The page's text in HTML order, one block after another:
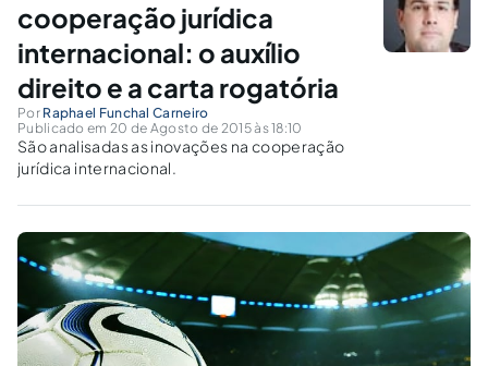
cooperação jurídica
internacional: o auxílio
direito e a carta rogatória
Por Raphael Funchal Carneiro
Publicado em 20 de Agosto de 2015 às 18:10
São analisadas as inovações na cooperação
jurídica internacional.